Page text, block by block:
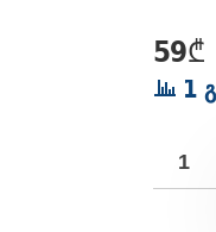
59₾
1